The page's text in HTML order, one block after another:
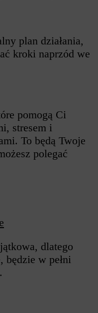
plan działania,
kroki naprzód we
pomogą Ci
stresem i
To będą Twoje
polegać
dlatego
będzie w pełni